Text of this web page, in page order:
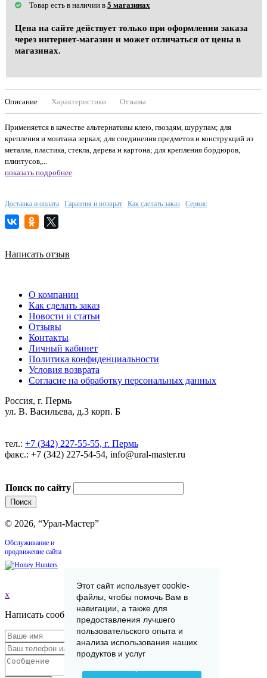
Товар есть в наличии в 5 магазинах
Цена на сайте действует только при оформлении заказа
через интернет-магазин и может отличаться от цены в
магазинах.
Описание Характеристики Отзывы
Применяется в качестве альтернативы клею, гвоздям, шурупам; для
крепления и монтажа зеркал; для соединения предметов и конструкций из
металла, пластика, стекла, дерева и картона; для крепления бордюров,
плинтусов,...
показать подробнее
Доставка и оплата Гарантия и возврат Как сделать заказ Сервис
Написать отзыв
О компании
Как сделать заказ
Новости и статьи
Отзывы
Контакты
Личный кабинет
Политика конфиденциальности
Условия возврата
Согласие на обработку персональных данных
Россия, г. Пермь
ул. В. Васильева, д.3 корп. Б
тел.: +7 (342) 227-55-55, г. Пермь
факс.: +7 (342) 227-54-54, info@ural-master.ru
Поиск по сайту
© 2026, “Урал-Мастер”
Обслуживание и
продвижение сайта
x
Написать сообщение
Этот сайт использует cookie-
файлы, чтобы помочь Вам в
навигации, а также для
предоставления лучшего
пользовательского опыта и
анализа использования наших
продуктов и услуг